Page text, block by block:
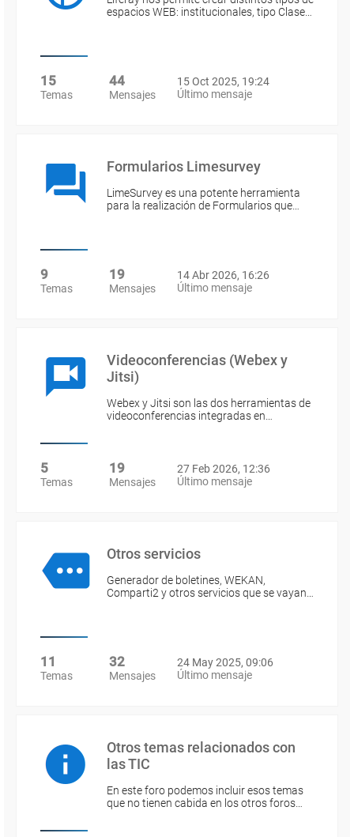
espacios WEB: institucionales, tipo Clase…
15
Temas
44
Mensajes
15 Oct 2025, 19:24
Último mensaje
Formularios Limesurvey
LimeSurvey es una potente herramienta
para la realización de Formularios que…
9
Temas
19
Mensajes
14 Abr 2026, 16:26
Último mensaje
Videoconferencias (Webex y
Jitsi)
Webex y Jitsi son las dos herramientas de
videoconferencias integradas en…
5
Temas
19
Mensajes
27 Feb 2026, 12:36
Último mensaje
Otros servicios
Generador de boletines, WEKAN,
Comparti2 y otros servicios que se vayan…
11
Temas
32
Mensajes
24 May 2025, 09:06
Último mensaje
Otros temas relacionados con
las TIC
En este foro podemos incluir esos temas
que no tienen cabida en los otros foros…